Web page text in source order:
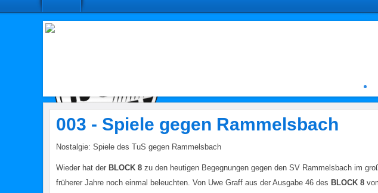
003 - Spiele gegen Rammelsbach
Nostalgie: Spiele des TuS gegen Rammelsbach
Wieder hat der BLOCK 8 zu den heutigen Begegnungen gegen den SV Rammelsbach im
früherer Jahre noch einmal beleuchten. Von Uwe Graff aus der Ausgabe 46 des BLOCK 8